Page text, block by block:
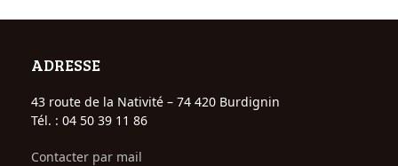
ADRESSE
43 route de la Nativité – 74 420 Burdignin
Tél. : 04 50 39 11 86
Contacter par mail